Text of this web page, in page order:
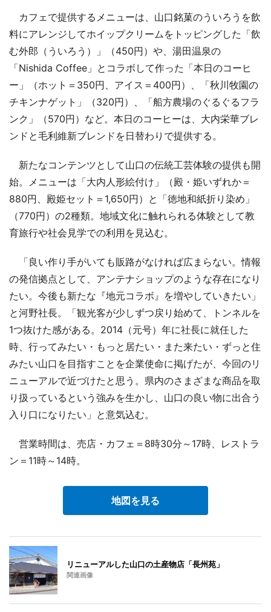
カフェで提供するメニューは、山口銘菓のういろうを飲
料にアレンジしてホイップクリームをトッピングした「飲
む外郎（ういろう）」（450円）や、湯田温泉の
「Nishida Coffee」とコラボして作った「本日のコーヒ
ー」（ホット＝350円、アイス＝400円）、「秋川牧園の
チキンナゲット」（320円）、「船方農場のぐるぐるフラ
ンク」（570円）など。本日のコーヒーは、大内栄華ブレ
ンドと毛利維新ブレンドを日替わりで提供する。
新たなコンテンツとして山口の伝統工芸体験の提供も開
始。メニューは「大内人形絵付け」（殿・姫いずれか＝
880円、殿姫セット＝1,650円）と「徳地和紙折り染め」
（770円）の2種類。地域文化に触れられる体験として教
育旅行や社会見学での利用を見込む。
「良い作り手がいても販路がなければ広まらない。情報
の発信拠点として、アンテナショップのような存在になり
たい。今後も新たな『地元コラボ』を増やしていきたい」
と河野社長。「観光客が少しずつ戻り始めて、トンネルを
1つ抜けた感がある。2014（元号）年に社長に就任した
時、行ってみたい・もっと居たい・また来たい・ずっと住
みたい山口を目指すことを企業使命に掲げたが、今回のリ
ニューアルで近づけたと思う。県内のさまざまな商品を取
り扱っているという強みを生かし、山口の良い物に出合う
入り口になりたい」と意気込む。
営業時間は、売店・カフェ＝8時30分～17時、レストラ
ン＝11時～14時。
地図を見る
リニューアルした山口の土産物店「長州苑」
関連画像